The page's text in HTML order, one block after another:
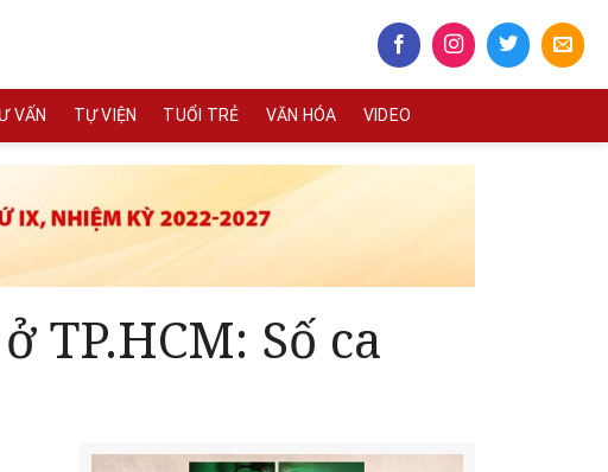
VẤN TỰ VIỆN TUỔI TRẺ VĂN HÓA VIDEO
Số ca